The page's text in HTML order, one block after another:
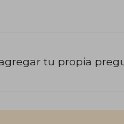
tu propia